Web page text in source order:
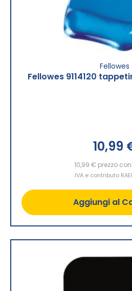
Fellowes
Fellowes 9114120
10,99
10,99 € prezzo
IVA e contributo
Aggiungi al